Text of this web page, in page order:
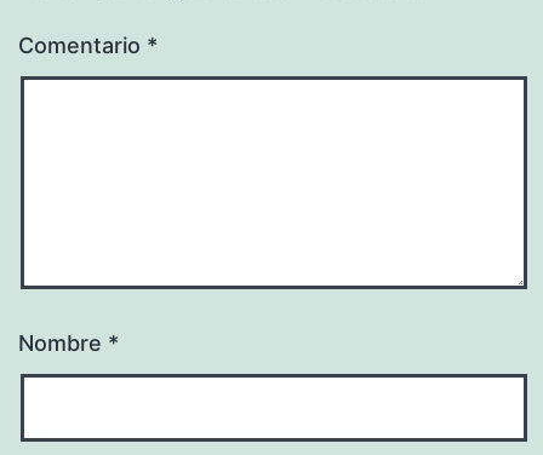
Comentario *
Nombre *